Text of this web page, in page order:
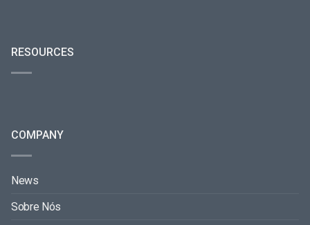
RESOURCES
COMPANY
News
Sobre Nós